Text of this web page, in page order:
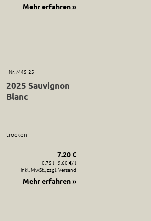
Mehr erfahren »
Nr. M45-25
2025 Sauvignon
Blanc
trocken
7.20 €
0.75 l - 9.60 €/ l
inkl. MwSt., zzgl. Versand
Mehr erfahren »